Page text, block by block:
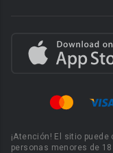
¡Atención! El sitio
personas menores de 18